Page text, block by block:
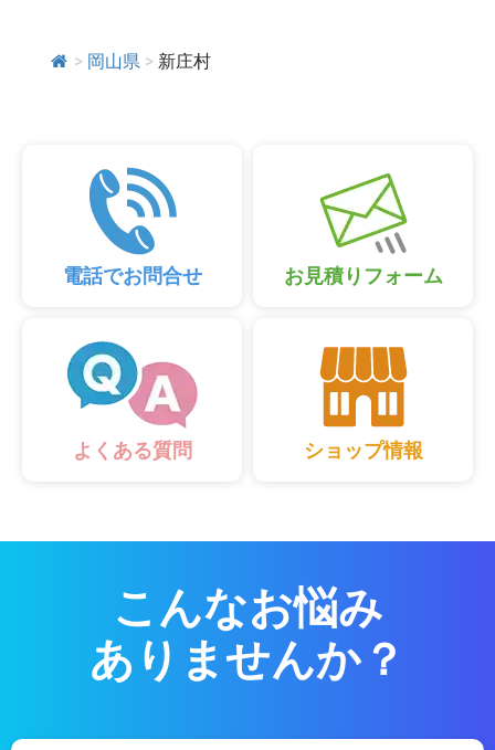
> 岡山県 > 新庄村
電話でお問合せ お見積りフォーム
よくある質問 ショップ情報
こんなお悩み
ありませんか？